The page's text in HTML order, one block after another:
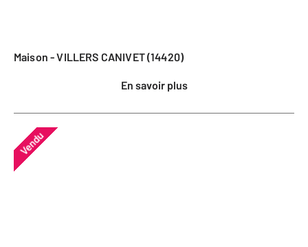
Maison - VILLERS CANIVET (14420)
En savoir plus
Vendu